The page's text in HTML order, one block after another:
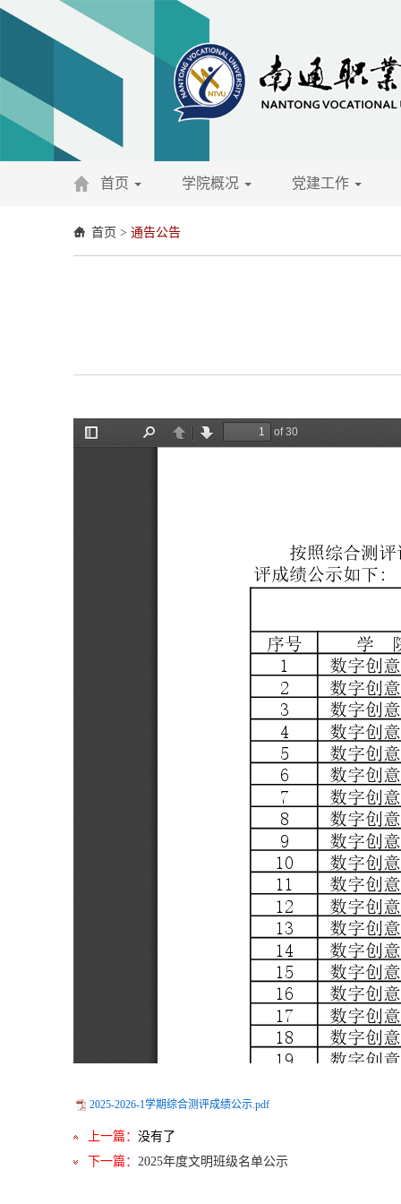
首页 学院概况 党建工作
首页 > 通告公告
2025-2026-1学期综合测评成绩公示.pdf
上一篇： 没有了
下一篇： 2025年度文明班级名单公示